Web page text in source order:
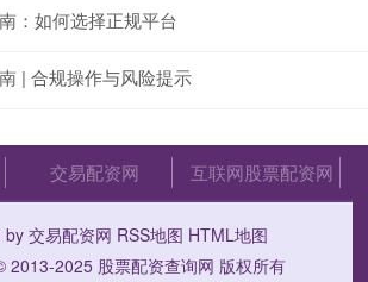
：如何选择正规平台
| 合规操作与风险提示
交易配资网 互联网股票配资网
by 交易配资网 RSS地图 HTML地图
2013-2025 股票配资查询网 版权所有